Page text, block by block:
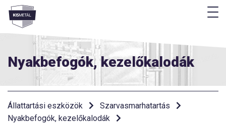
Menü
Nyakbefogók, kezelőkalodák
Állattartási eszközök
Szarvasmarhatartás
Nyakbefogók, kezelőkalodák